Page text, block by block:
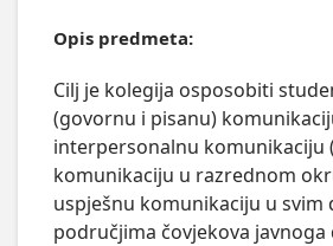
Opis predmeta:
Cilj je kolegija osposobiti
(govornu i pisanu)
interpersonalnu komunikaciju
komunikaciju u razrednom
uspješnu komunikaciju u svim
područjima čovjekova javnoga